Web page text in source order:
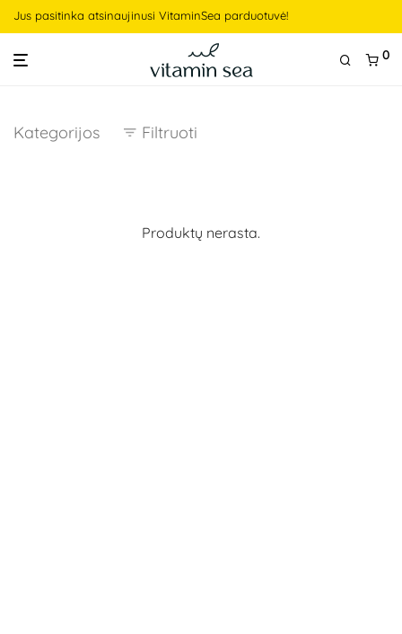
Jus pasitinka atsinaujinusi VitaminSea parduotuvė!
0
Kategorijos Filtruoti
Produktų nerasta.